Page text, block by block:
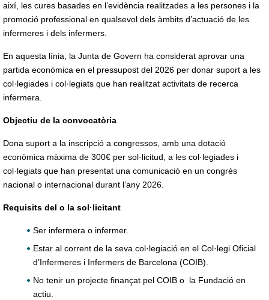
així, les cures basades en l’evidència realitzades a les persones i la
promoció professional en qualsevol dels àmbits d’actuació de les
infermeres i dels infermers.
En aquesta línia, la Junta de Govern ha considerat aprovar una
partida econòmica en el pressupost del 2026 per donar suport a les
col·legiades i col·legiats que han realitzat activitats de recerca
infermera.
Objectiu de la convocatòria
Dona suport a la inscripció a congressos, amb una dotació
econòmica màxima de 300€ per sol·licitud, a les col·legiades i
col·legiats que han presentat una comunicació en un congrés
nacional o internacional durant l’any 2026.
Requisits del o la sol·licitant
Ser infermera o infermer.
Estar al corrent de la seva col·legiació en el Col·legi Oficial
d’Infermeres i Infermers de Barcelona (COIB).
No tenir un projecte finançat pel COIB o la Fundació en
actiu.